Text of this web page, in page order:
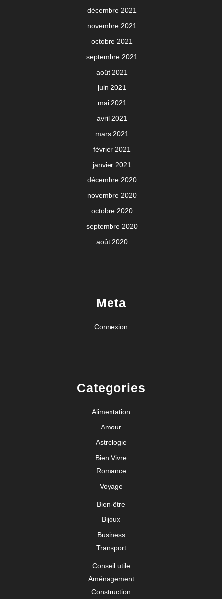
décembre 2021
novembre 2021
octobre 2021
septembre 2021
août 2021
juin 2021
mai 2021
avril 2021
mars 2021
février 2021
janvier 2021
décembre 2020
novembre 2020
octobre 2020
septembre 2020
août 2020
Meta
Connexion
Categories
Alimentation
Amour
Astrologie
Bien Vivre
Romance
Voyage
Bien-être
Bijoux
Business
Transport
Conseil utile
Aménagement
Construction